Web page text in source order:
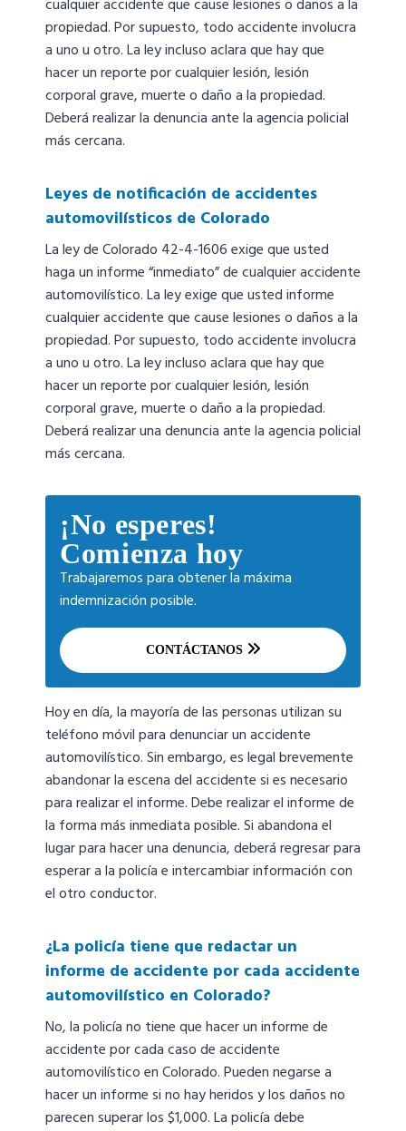
cualquier accidente que cause lesiones o daños a la
propiedad. Por supuesto, todo accidente involucra
a uno u otro. La ley incluso aclara que hay que
hacer un reporte por cualquier lesión, lesión
corporal grave, muerte o daño a la propiedad.
Deberá realizar la denuncia ante la agencia policial
más cercana.
Leyes de notificación de accidentes
automovilísticos de Colorado
La ley de Colorado 42-4-1606 exige que usted
haga un informe “inmediato” de cualquier accidente
automovilístico. La ley exige que usted informe
cualquier accidente que cause lesiones o daños a la
propiedad. Por supuesto, todo accidente involucra
a uno u otro. La ley incluso aclara que hay que
hacer un reporte por cualquier lesión, lesión
corporal grave, muerte o daño a la propiedad.
Deberá realizar una denuncia ante la agencia policial
más cercana.
¡No esperes!
Comienza hoy
Trabajaremos para obtener la máxima
indemnización posible.
CONTÁCTANOS
Hoy en día, la mayoría de las personas utilizan su
teléfono móvil para denunciar un accidente
automovilístico. Sin embargo, es legal brevemente
abandonar la escena del accidente si es necesario
para realizar el informe. Debe realizar el informe de
la forma más inmediata posible. Si abandona el
lugar para hacer una denuncia, deberá regresar para
esperar a la policía e intercambiar información con
el otro conductor.
¿La policía tiene que redactar un
informe de accidente por cada accidente
automovilístico en Colorado?
No, la policía no tiene que hacer un informe de
accidente por cada caso de accidente
automovilístico en Colorado. Pueden negarse a
hacer un informe si no hay heridos y los daños no
parecen superar los $1,000. La policía debe